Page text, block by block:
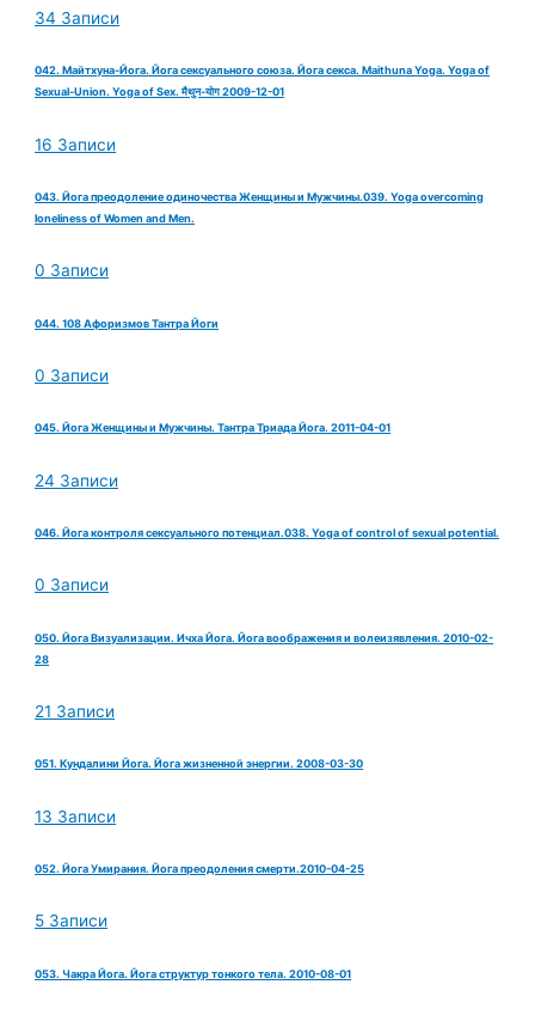
34 Записи
042. Майтхуна-Йога. Йога сексуального союза. Йога секса. Maithuna Yoga. Yoga of
Sexual-Union. Yoga of Sex. मैथुन-योग 2009-12-01
16 Записи
043. Йога преодоление одиночества Женщины и Мужчины.039. Yoga overcoming
loneliness of Women and Men.
0 Записи
044. 108 Афоризмов Тантра Йоги
0 Записи
045. Йога Женщины и Мужчины. Тантра Триада Йога. 2011-04-01
24 Записи
046. Йога контроля сексуального потенциал.038. Yoga of control of sexual potential.
0 Записи
050. Йога Визуализации. Ичха Йога. Йога воображения и волеизявления. 2010-02-
28
21 Записи
051. Кундалини Йога. Йога жизненной энергии. 2008-03-30
13 Записи
052. Йога Умирания. Йога преодоления смерти.2010-04-25
5 Записи
053. Чакра Йога. Йога структур тонкого тела. 2010-08-01